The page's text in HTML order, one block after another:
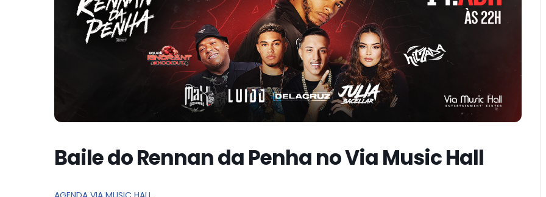
Baile do Rennan da Penha no Via Music Hall